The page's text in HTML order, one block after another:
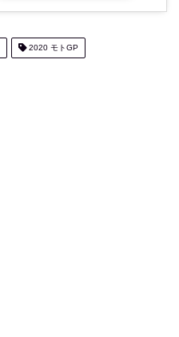
2020 モトGP